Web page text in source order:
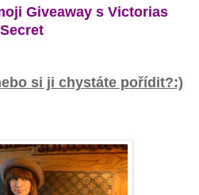
Giveaway s Victorias
Secret
si ji chystáte pořídit?:)